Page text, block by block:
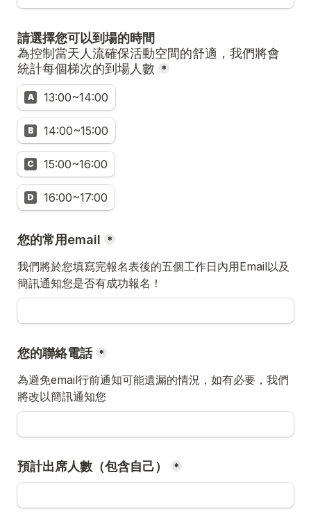
為控制當天人流確保活動空間的舒適，我們將會
統計每個梯次的到場人數
*
A 13:00~14:00
B 14:00~15:00
C 15:00~16:00
D 16:00~17:00
您的常用email *
我們將於您填寫完報名表後的五個工作日內用Email以及
簡訊通知您是否有成功報名！
您的聯絡電話 *
為避免email行前通知可能遺漏的情況，如有必要，我們
將改以簡訊通知您
預計出席人數（包含自己） *